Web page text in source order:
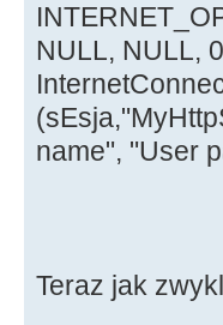
NULL, NULL,
name", "User
Teraz jak